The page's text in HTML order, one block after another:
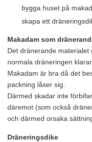
bygga huset på
skapa ett
Makadam som
Det dränerande
normala dräneringen
Makadam är bra då det
packning låser sig.
Därmed skadar inte
däremot (som också
och därmed orsaka
Dräneringsdike